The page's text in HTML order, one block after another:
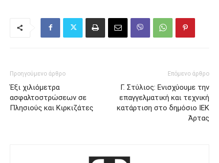
Προηγούμενο άρθρο
Έξι χιλιόμετρα
ασφαλτοστρώσεων σε
Πλησιούς και Κιρκιζάτες
Επόμενο άρθρο
Γ. Στύλιος: Ενισχύουμε την
επαγγελματική και τεχνική
κατάρτιση στο δημόσιο ΙΕΚ
Άρτας